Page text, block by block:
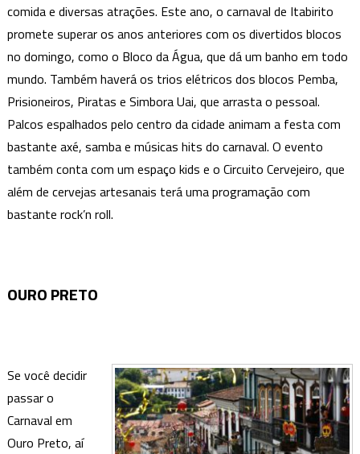
comida e diversas atrações. Este ano, o carnaval de Itabirito
promete superar os anos anteriores com os divertidos blocos
no domingo, como o Bloco da Água, que dá um banho em todo
mundo. Também haverá os trios elétricos dos blocos Pemba,
Prisioneiros, Piratas e Simbora Uai, que arrasta o pessoal.
Palcos espalhados pelo centro da cidade animam a festa com
bastante axé, samba e músicas hits do carnaval. O evento
também conta com um espaço kids e o Circuito Cervejeiro, que
além de cervejas artesanais terá uma programação com
bastante rock’n roll.
OURO PRETO
Se você decidir
passar o
Carnaval em
Ouro Preto, aí